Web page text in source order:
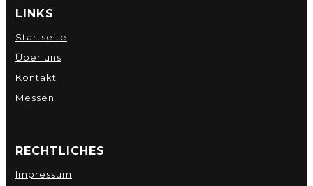
LINKS
Startseite
Über uns
Kontakt
Messen
RECHTLICHES
Impressum